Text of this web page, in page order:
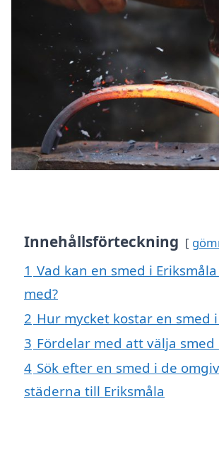
Innehållsförteckning
1 Vad kan en smed i
med?
2 Hur mycket kostar en smed
3 Fördelar med att välja smed
4 Sök efter en smed i de
städerna till Eriksmåla